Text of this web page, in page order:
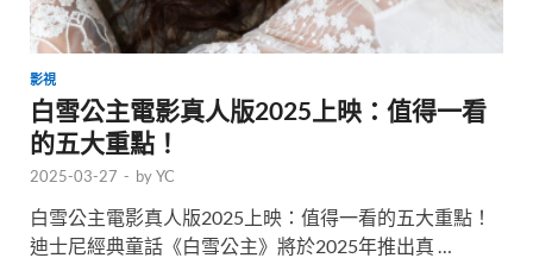
影視
白雪公主電影真人版2025上映：值得一看
的五大重點！
2025-03-27 - byYC
白雪公主電影真人版2025上映：值得一看的五大重點！
迪士尼經典童話《白雪公主》將於2025年推出真 …